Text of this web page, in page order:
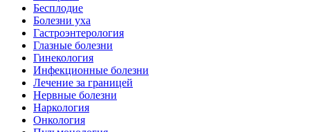
Бесплодие
Болезни уха
Гастроэнтерология
Глазные болезни
Гинекология
Инфекционные болезни
Лечение за границей
Нервные болезни
Наркология
Онкология